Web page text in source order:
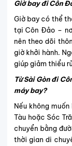
Từ Sài Gòn đi
máy bay?
Nếu không
Tàu hoặc Sóc
chuyển bằng
thời gian di
chóng và thuận
chọn tối ưu nhất.